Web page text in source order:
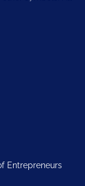
Entrepreneurs